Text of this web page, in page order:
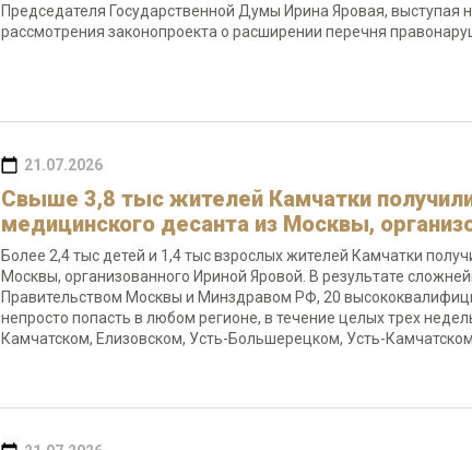
Председателя Государственной Думы Ирина Яровая,
рассмотрения законопроекта о расширении перечня
21.07.2026
Свыше 3,8 тыс жителей Камчатки
медицинского десанта из Москвы,
Более 2,4 тыс детей и 1,4 тыс взрослых жителей Камчатки
Москвы, организованного Ириной Яровой. В результате
Правительством Москвы и Минздравом РФ, 20
непросто попасть в любом регионе, в течение целых трех
Камчатском, Елизовском, Усть-Большерецком, Усть-